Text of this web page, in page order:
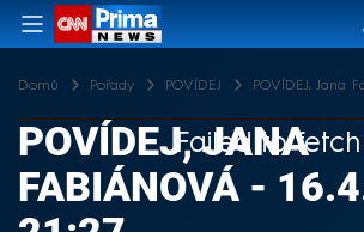
Domů Pořady POVÍDEJ POVÍDEJ, Jana
Failed to fetch
POVÍDEJ, JANA
FABIÁNOVÁ -